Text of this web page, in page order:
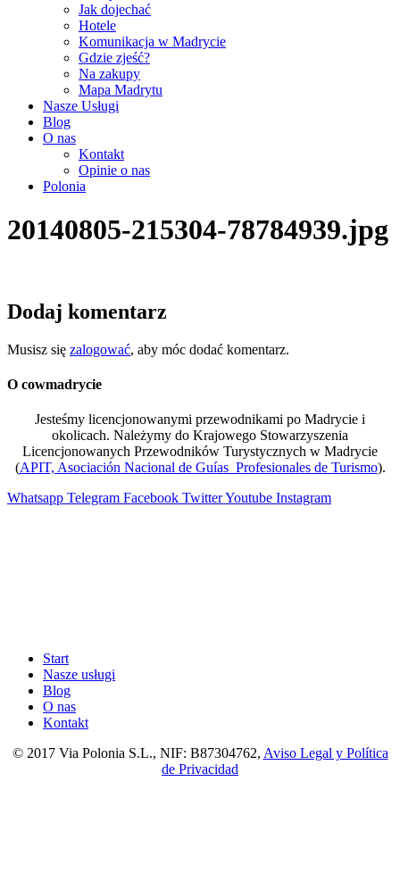
Jak dojechać
Hotele
Komunikacja w Madrycie
Gdzie zjeść?
Na zakupy
Mapa Madrytu
Nasze Usługi
Blog
O nas
Kontakt
Opinie o nas
Polonia
20140805-215304-78784939.jpg
Dodaj komentarz
Musisz się zalogować, aby móc dodać komentarz.
O cowmadrycie
Jesteśmy licencjonowanymi przewodnikami po Madrycie i
okolicach. Należymy do Krajowego Stowarzyszenia
Licencjonowanych Przewodników Turystycznych w Madrycie
(APIT, Asociación Nacional de Guías Profesionales de Turismo).
Whatsapp Telegram Facebook TwitterYoutube Instagram
Start
Nasze usługi
Blog
O nas
Kontakt
© 2017 Via Polonia S.L., NIF: B87304762, Aviso Legal y Política
de Privacidad